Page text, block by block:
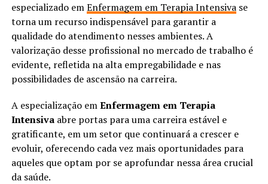
especializado emEnfermagem em Terapia Intensivase
torna um recurso indispensável para garantir a
qualidade do atendimento nesses ambientes. A
valorização desse profissional no mercado de trabalho é
evidente, refletida na alta empregabilidade e nas
possibilidades de ascensão na carreira.
A especialização emEnfermagem em Terapia
Intensivaabre portas para uma carreira estável e
gratificante, em um setor que continuará a crescer e
evoluir, oferecendo cada vez mais oportunidades para
aqueles que optam por se aprofundar nessa área crucial
da saúde.